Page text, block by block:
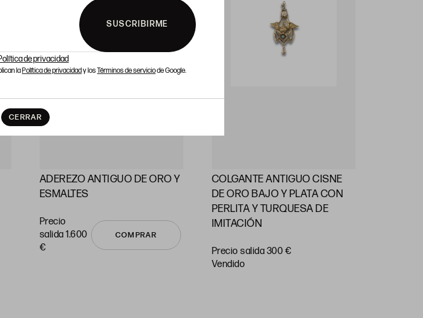
SUSCRIBIRME
de privacidad
laPolítica de privacidady losTérminos de serviciode Google.
CERRAR
ADEREZO ANTIGUO DE ORO Y
ESMALTES
Precio
salida 1.600
€
COMPRAR
COLGANTE ANTIGUO CISNE
DE ORO BAJO Y PLATA CON
PERLITA Y TURQUESA DE
IMITACIÓN
Precio salida 300 €
vendido